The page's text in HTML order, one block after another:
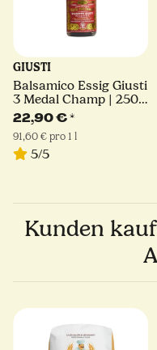
GIUSTI
Balsamico Essig Giusti
3 Medal Champ | 250
ml | Giuseppe Giusti
22,90 €*
91,60 € pro 1 l
5/5
Kunden